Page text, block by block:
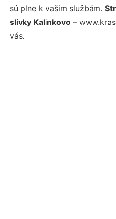
sú plne k vašim službám.
slivky Kalinkovo –
vás.